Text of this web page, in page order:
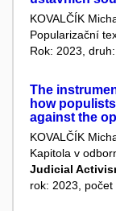
KOVALČÍK
Popularizační
Rok: 2023,
The
how
against the
KOVALČÍK
Kapitola v
Judicial
rok: 2023, počet